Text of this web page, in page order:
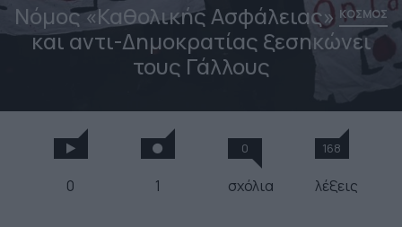
Νόμος «Καθολικής Ασφάλειας» ΚΟΣΜΟΣ
και αντι-Δημοκρατίας ξεσηκώνει
τους Γάλλους
0 1
0
σχόλια
168
λέξεις